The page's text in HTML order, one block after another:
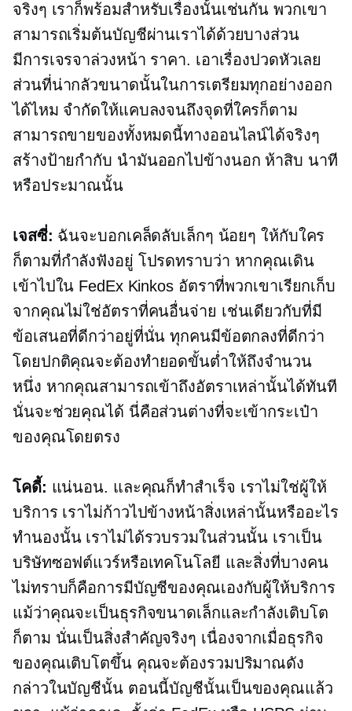
จริงๆ เราก็พร้อมสำหรับเรื่องนั้นเช่นกัน พวกเขา
สามารถเริ่มต้นบัญชีผ่านเราได้ด้วยบางส่วน
มีการเจรจาล่วงหน้า ราคา. เอาเรื่องปวดหัวเลย
ส่วนที่น่ากลัวขนาดนั้นในการเตรียมทุกอย่างออก
ได้ไหม จำกัดให้แคบลงจนถึงจุดที่ใครก็ตาม
สามารถขายของทั้งหมดนี้ทางออนไลน์ได้จริงๆ
สร้างป้ายกำกับ นำมันออกไปข้างนอก ห้าสิบ นาที
หรือประมาณนั้น
เจสซี่: ฉันจะบอกเคล็ดลับเล็กๆ น้อยๆ ให้กับใคร
ก็ตามที่กำลังฟังอยู่ โปรดทราบว่า หากคุณเดิน
เข้าไปใน FedEx Kinkos อัตราที่พวกเขาเรียกเก็บ
จากคุณไม่ใช่อัตราที่คนอื่นจ่าย เช่นเดียวกับที่มี
ข้อเสนอที่ดีกว่าอยู่ที่นั่น ทุกคนมีข้อตกลงที่ดีกว่า
โดยปกติคุณจะต้องทำยอดขั้นต่ำให้ถึงจำนวน
หนึ่ง หากคุณสามารถเข้าถึงอัตราเหล่านั้นได้ทันที
นั่นจะช่วยคุณได้ นี่คือส่วนต่างที่จะเข้ากระเป๋า
ของคุณโดยตรง
โคดี้: แน่นอน. และคุณก็ทำสำเร็จ เราไม่ใช่ผู้ให้
บริการ เราไม่ก้าวไปข้างหน้าสิ่งเหล่านั้นหรืออะไร
ทำนองนั้น เราไม่ได้รวบรวมในส่วนนั้น เราเป็น
บริษัทซอฟต์แวร์หรือเทคโนโลยี และสิ่งที่บางคน
ไม่ทราบก็คือการมีบัญชีของคุณเองกับผู้ให้บริการ
แม้ว่าคุณจะเป็นธุรกิจขนาดเล็กและกำลังเติบโต
ก็ตาม นั่นเป็นสิ่งสำคัญจริงๆ เนื่องจากเมื่อธุรกิจ
ของคุณเติบโตขึ้น คุณจะต้องรวมปริมาณดัง
กล่าวในบัญชีนั้น ตอนนี้บัญชีนั้นเป็นของคุณแล้ว